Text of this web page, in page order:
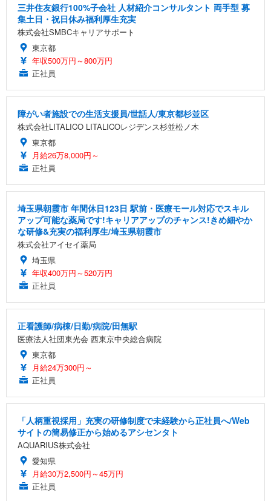
三井住友銀行100%子会社 人材紹介コンサルタント 両手型 募
集土日・祝日休み福利厚生充実
株式会社SMBCキャリアサポート
東京都
年収500万円～800万円
正社員
障がい者施設での生活支援員/世話人/東京都杉並区
株式会社LITALICO LITALICOレジデンス杉並松ノ木
東京都
月給26万8,000円～
正社員
埼玉県朝霞市 年間休日123日 駅前・医療モール対応でスキル
アップ可能な薬局です!キャリアアップのチャンス!きめ細やか
な研修&充実の福利厚生/埼玉県朝霞市
株式会社アイセイ薬局
埼玉県
年収400万円～520万円
正社員
正看護師/病棟/日勤/病院/田無駅
医療法人社団東光会 西東京中央総合病院
東京都
月給24万300円～
正社員
「人柄重視採用」充実の研修制度で未経験から正社員へ/Web
サイトの簡易修正から始めるアシセンタト
AQUARIUS株式会社
愛知県
月給30万2,500円～45万円
正社員